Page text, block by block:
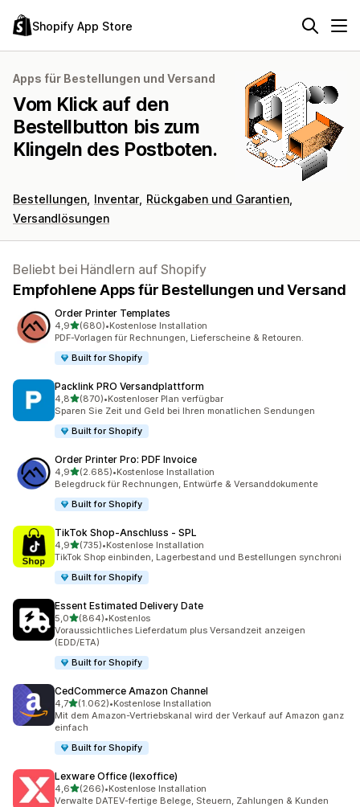
Shopify App Store
Apps für Bestellungen und Versand
Vom Klick auf den
Bestellbutton bis zum
Klingeln des Postboten.
Bestellungen Inventar Rückgaben und Garantien
Versandlösungen
Beliebt bei Händlern auf Shopify
Empfohlene Apps für Bestellungen und Versand
Order Printer Templates
4,9von 5 Sternen
(680)
680 Rezensionen insgesamt
•Kostenlose Installation
PDF-Vorlagen für Rechnungen, Lieferscheine & Retouren.
Built for Shopify
Packlink PRO Versandplattform
4,8von 5 Sternen
(870)
870 Rezensionen insgesamt
•Kostenloser Plan verfügbar
Sparen Sie Zeit und Geld bei Ihren monatlichen Sendungen
Built for Shopify
Order Printer Pro: PDF Invoice
4,9von 5 Sternen
(2.685)
2685 Rezensionen insgesamt
•Kostenlose Installation
Belegdruck für Rechnungen, Entwürfe & Versanddokumente
Built for Shopify
TikTok Shop‑Anschluss ‑ SPL
4,9von 5 Sternen
(735)
735 Rezensionen insgesamt
•Kostenlose Installation
TikTok Shop einbinden, Lagerbestand und Bestellungen synchroni
Built for Shopify
Essent Estimated Delivery Date
5,0von 5 Sternen
(864)
864 Rezensionen insgesamt
•Kostenlos
Voraussichtliches Lieferdatum plus Versandzeit anzeigen
(EDD/ETA)
Built for Shopify
CedCommerce Amazon Channel
4,7von 5 Sternen
(1.062)
1062 Rezensionen insgesamt
•Kostenlose Installation
Mit dem Amazon-Vertriebskanal wird der Verkauf auf Amazon ganz
einfach
Built for Shopify
Lexware Office (lexoffice)
4,6von 5 Sternen
(266)
266 Rezensionen insgesamt
•Kostenlose Installation
Verwalte DATEV-fertige Belege, Steuern, Zahlungen & Kunden